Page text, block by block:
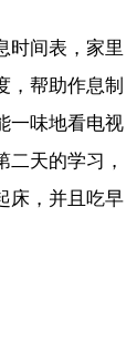
时间表，家里
，帮助作息制
一味地看电视
天的学习，
床，并且吃早